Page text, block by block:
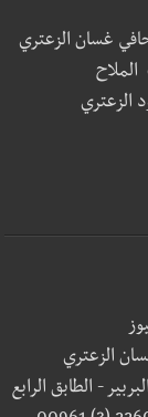
غسان الزعتري
الملاح
الزعتري
الزعتري
- الطابق الرابع